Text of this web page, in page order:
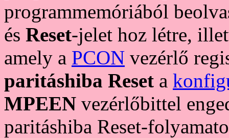
programmemóriából
és Reset-jelet hoz létre,
amely a PCON vezérlő
paritáshiba Reset a
MPEEN vezérlőbittel
paritáshiba Reset-